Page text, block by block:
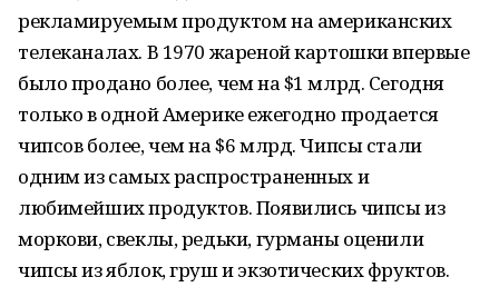
рекламируемым продуктом на американских
телеканалах. В 1970 жареной картошки впервые
было продано более, чем на $1 млрд. Сегодня
только в одной Америке ежегодно продается
чипсов более, чем на $6 млрд. Чипсы стали
одним из самых распространенных и
любимейших продуктов. Появились чипсы из
моркови, свеклы, редьки, гурманы оценили
чипсы из яблок, груш и экзотических фруктов.